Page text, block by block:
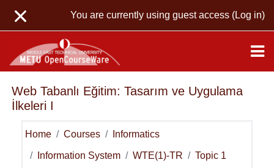
You are currently using guest access (Log in)
Web Tabanlı Eğitim: Tasarım ve Uygulama
İlkeleri I
Home Courses Informatics
Information System WTE(1)-TR Topic 1